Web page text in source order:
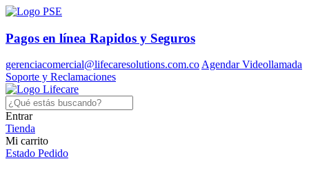
Pagos en línea Rapidos y Seguros
gerenciacomercial@lifecaresolutions.com.coAgendar Videollamada
Soporte y Reclamaciones
Entrar
Tienda
Mi carrito
Estado Pedido